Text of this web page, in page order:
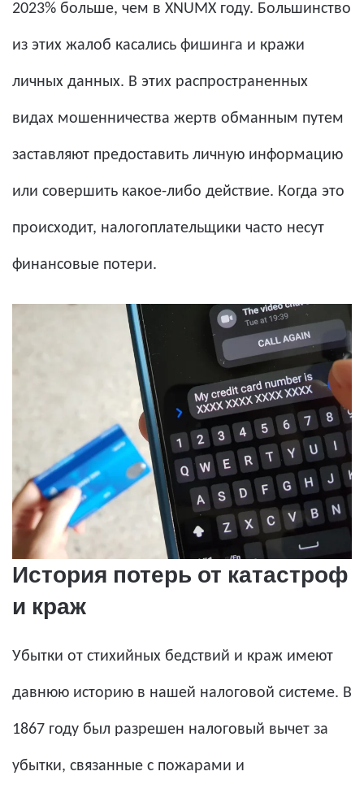
2023% больше, чем в XNUMX году. Большинство
из этих жалоб касались фишинга и кражи
личных данных. В этих распространенных
видах мошенничества жертв обманным путем
заставляют предоставить личную информацию
или совершить какое-либо действие. Когда это
происходит, налогоплательщики часто несут
финансовые потери.
История потерь от катастроф
и краж
Убытки от стихийных бедствий и краж имеют
давнюю историю в нашей налоговой системе. В
1867 году был разрешен налоговый вычет за
убытки, связанные с пожарами и